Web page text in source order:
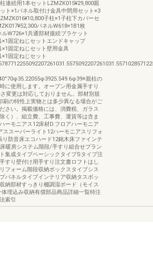
連続用1本セットLZMZK015¥29,800親
ト×1パネル取付け金具中間用セット×3
子柱×1子柱下カバーセ
パネルW618×1B1枚
W726×1共通部材接続ブラケット
×1固定ねじセットエンドキャップ
×1固定ねじセット壁用金具
固定ねじセット
親柱の
に使用します。オープン用金属手すり
変更は対応しておりません。部材別規
刷の特性上実物とは多少異なる場合がご
さい。掲載価格には、消費税、ガラス
く）、組立費、工事費、運賃等は含ま
ーモニアス12床材D.フロアハーモニア
ススーパーライト12ハーモニアスリフォ
り防音床エコハード12銘木床ファインテ
暖房システム階段/手すり組合せプラン
集成タイプベーシックタイプSタイプ注
すり壁付け用手すり注文書ロフトはし
フォーム階段収納ボックスタイプシス
パネルタイプインテリア収納タスボッ
納部材すっきり棚調湿ボード（モイス
埋込み収納有償部品商品詳細一覧特注
索引